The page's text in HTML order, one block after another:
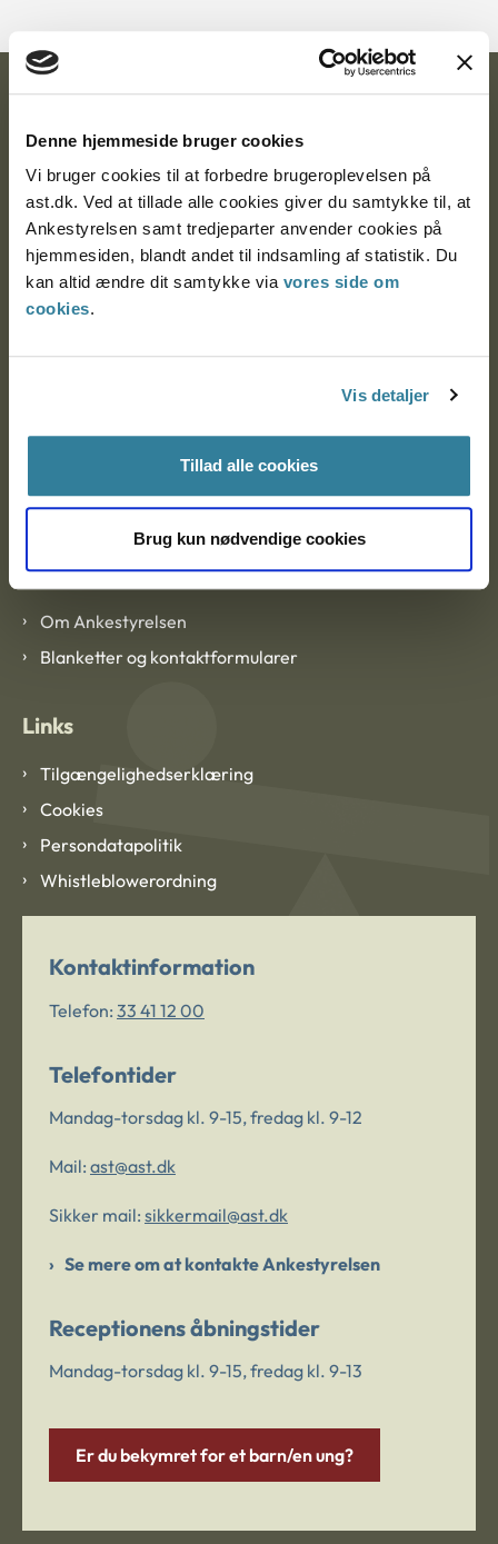
Denne hjemmeside bruger cookies
Vi bruger cookies til at forbedre brugeroplevelsen på
ast.dk. Ved at tillade alle cookies giver du samtykke til, at
Ankestyrelsen samt tredjeparter anvender cookies på
hjemmesiden, blandt andet til indsamling af statistik. Du
kan altid ændre dit samtykke via vores side om
cookies.
Vis detaljer
Tillad alle cookies
Brug kun nødvendige cookies
Ankestyrelsen
Postadresse:
Nytorv 7, 2. sal
9000 Aalborg
Ankestyrelsen Aalborg
EAN: 57 98 000 35 48 21
Om Ankestyrelsen
Om Ankestyrelsen
Blanketter og kontaktformularer
Links
Tilgængelighedserklæring
Cookies
Persondatapolitik
Whistleblowerordning
Kontaktinformation
Telefon: 33 41 12 00
Telefontider
Mandag-torsdag kl. 9-15, fredag kl. 9-12
Mail: ast@ast.dk
Sikker mail: sikkermail@ast.dk
Se mere om at kontakte Ankestyrelsen
Receptionens åbningstider
Mandag-torsdag kl. 9-15, fredag kl. 9-13
Er du bekymret for et barn/en ung?